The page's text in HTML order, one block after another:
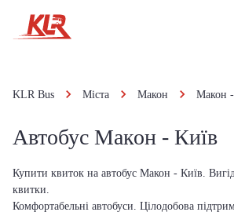
KLR Bus Міста Макон Макон
Автобус Макон - Київ
Купити квиток на автобус Макон - Київ.
квитки.
Комфортабельні автобуси. Цілодобова